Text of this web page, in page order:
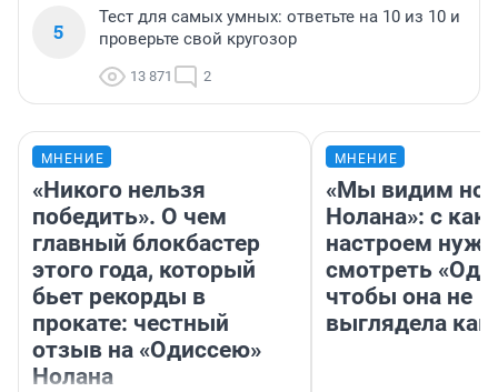
5
Тест для самых умных: ответьте на 10 из 10 и
проверьте свой кругозор
13 871 2
МНЕНИЕ
«Никого нельзя
победить». О чем
главный блокбастер
этого года, который
бьет рекорды в
прокате: честный
отзыв на «Одиссею»
Нолана
МНЕНИЕ
«Мы видим
Нолана»: с
настроем
смотреть
чтобы она не
выглядела как